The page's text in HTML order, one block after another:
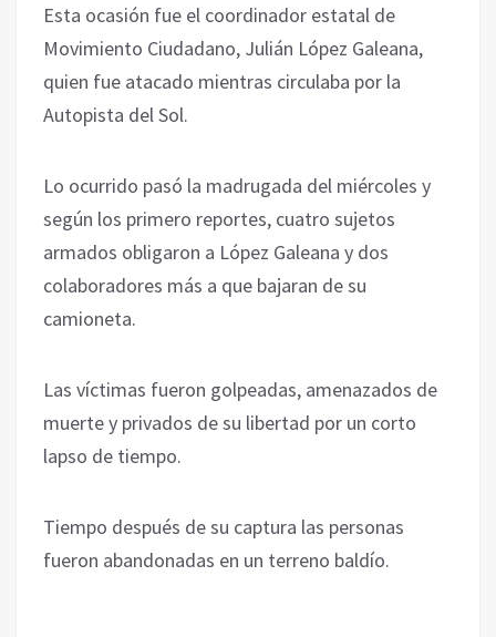
Esta ocasión fue el coordinador estatal de
Movimiento Ciudadano, Julián López Galeana,
quien fue atacado mientras circulaba por la
Autopista del Sol.
Lo ocurrido pasó la madrugada del miércoles y
según los primero reportes, cuatro sujetos
armados obligaron a López Galeana y dos
colaboradores más a que bajaran de su
camioneta.
Las víctimas fueron golpeadas, amenazados de
muerte y privados de su libertad por un corto
lapso de tiempo.
Tiempo después de su captura las personas
fueron abandonadas en un terreno baldío.